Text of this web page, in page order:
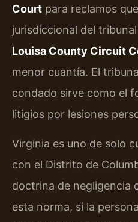
Court para reclamos
jurisdiccional del
Louisa County Circuit
menor cuantía. El
condado sirve como el
litigios por lesiones
Virginia es uno de solo
con el Distrito de
doctrina de negligencia
esta norma, si la